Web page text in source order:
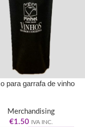
para garrafa de vinho
Merchandising
€1.50 IVA INC.